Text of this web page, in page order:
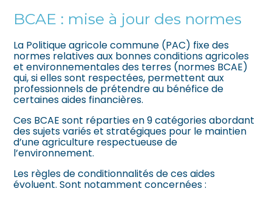
BCAE : mise à jour des normes
La Politique agricole commune (PAC) fixe des
normes relatives aux bonnes conditions agricoles
et environnementales des terres (normes BCAE)
qui, si elles sont respectées, permettent aux
professionnels de prétendre au bénéfice de
certaines aides financières.
Ces BCAE sont réparties en 9 catégories abordant
des sujets variés et stratégiques pour le maintien
d’une agriculture respectueuse de
l’environnement.
Les règles de conditionnalités de ces aides
évoluent. Sont notamment concernées :